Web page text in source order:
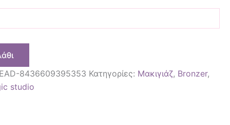
8436609395353 Κατηγορίες: Μακιγιάζ, Bronzer,
studio